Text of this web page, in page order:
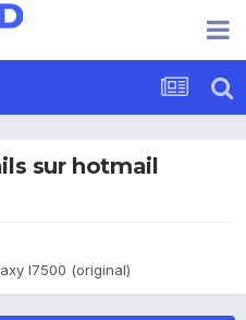
sur hotmail
I7500 (original)